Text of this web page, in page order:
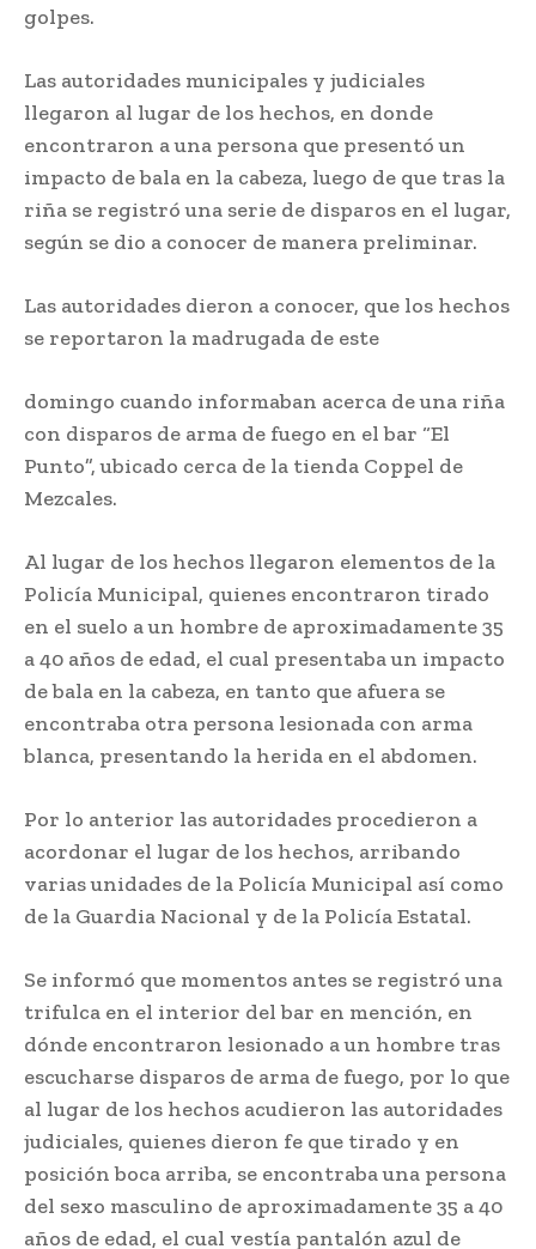
golpes.
Las autoridades municipales y judiciales
llegaron al lugar de los hechos, en donde
encontraron a una persona que presentó un
impacto de bala en la cabeza, luego de que tras la
riña se registró una serie de disparos en el lugar,
según se dio a conocer de manera preliminar.
Las autoridades dieron a conocer, que los hechos
se reportaron la madrugada de este
domingo cuando informaban acerca de una riña
con disparos de arma de fuego en el bar “El
Punto”, ubicado cerca de la tienda Coppel de
Mezcales.
Al lugar de los hechos llegaron elementos de la
Policía Municipal, quienes encontraron tirado
en el suelo a un hombre de aproximadamente 35
a 40 años de edad, el cual presentaba un impacto
de bala en la cabeza, en tanto que afuera se
encontraba otra persona lesionada con arma
blanca, presentando la herida en el abdomen.
Por lo anterior las autoridades procedieron a
acordonar el lugar de los hechos, arribando
varias unidades de la Policía Municipal así como
de la Guardia Nacional y de la Policía Estatal.
Se informó que momentos antes se registró una
trifulca en el interior del bar en mención, en
dónde encontraron lesionado a un hombre tras
escucharse disparos de arma de fuego, por lo que
al lugar de los hechos acudieron las autoridades
judiciales, quienes dieron fe que tirado y en
posición boca arriba, se encontraba una persona
del sexo masculino de aproximadamente 35 a 40
años de edad, el cual vestía pantalón azul de